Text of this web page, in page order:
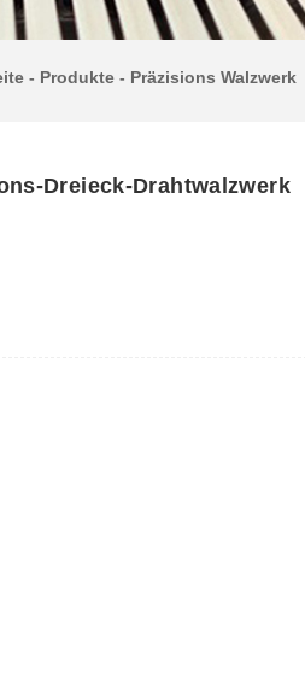
- Produkte- Präzisions Walzwerk
Dreieck-Drahtwalzwerk